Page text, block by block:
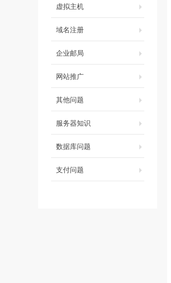
虚拟主机
域名注册
企业邮局
网站推广
其他问题
服务器知识
数据库问题
支付问题